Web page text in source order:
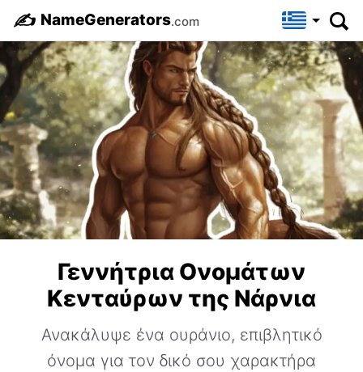
✍️ NameGenerators.com
Γεννήτρια Ονομάτων
Κενταύρων της Νάρνια
Ανακάλυψε ένα ουράνιο, επιβλητικό
όνομα για τον δικό σου χαρακτήρα